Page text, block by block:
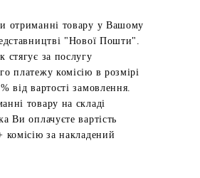
отриманні товару у Вашому
"Нової Пошти".
стягує за послугу
платежу комісію в розмірі
від вартості замовлення.
товару на складі
Ви оплачуєте вартість
комісію за накладений